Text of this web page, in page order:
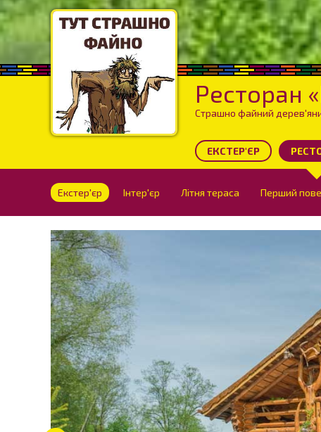
Ресторан
Страшно файний
ЕКСТЕР'ЄР
Екстер'єр Інтер'єр Літня тераса Перший